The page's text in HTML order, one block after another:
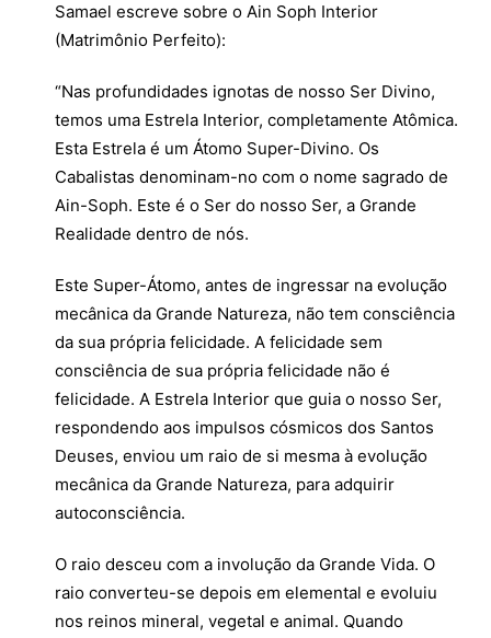
Samael escreve sobre o Ain Soph Interior
(Matrimônio Perfeito):
“Nas profundidades ignotas de nosso Ser Divino,
temos uma Estrela Interior, completamente Atômica.
Esta Estrela é um Átomo Super-Divino. Os
Cabalistas denominam-no com o nome sagrado de
Ain-Soph. Este é o Ser do nosso Ser, a Grande
Realidade dentro de nós.
Este Super-Átomo, antes de ingressar na evolução
mecânica da Grande Natureza, não tem consciência
da sua própria felicidade. A felicidade sem
consciência de sua própria felicidade não é
felicidade. A Estrela Interior que guia o nosso Ser,
respondendo aos impulsos cósmicos dos Santos
Deuses, enviou um raio de si mesma à evolução
mecânica da Grande Natureza, para adquirir
autoconsciência.
O raio desceu com a involução da Grande Vida. O
raio converteu-se depois em elemental e evoluiu
nos reinos mineral, vegetal e animal. Quando